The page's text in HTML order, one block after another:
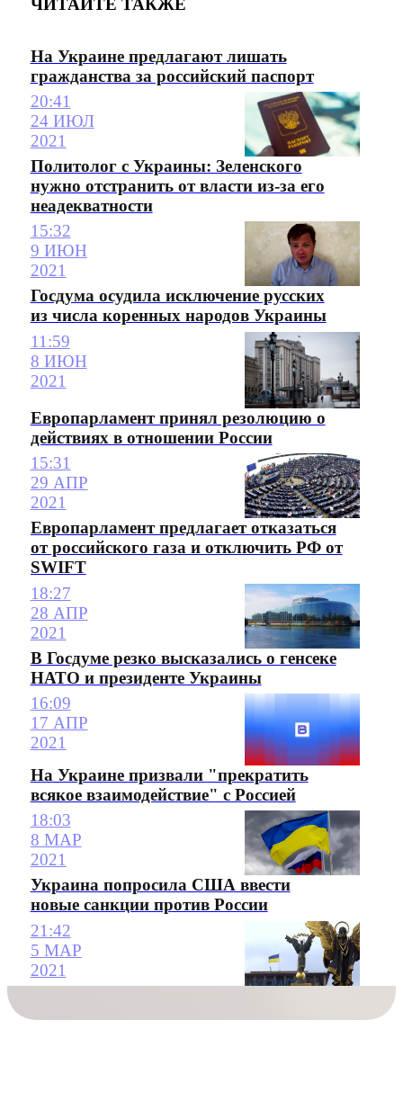
ЧИТАЙТЕ ТАКЖЕ
На Украине предлагают лишать
гражданства за российский паспорт
20:41
24 ИЮЛ
2021
Политолог с Украины: Зеленского
нужно отстранить от власти из-за его
неадекватности
15:32
9 ИЮН
2021
Госдума осудила исключение русских
из числа коренных народов Украины
11:59
8 ИЮН
2021
Европарламент принял резолюцию о
действиях в отношении России
15:31
29 АПР
2021
Европарламент предлагает отказаться
от российского газа и отключить РФ от
SWIFT
18:27
28 АПР
2021
В Госдуме резко высказались о генсеке
НАТО и президенте Украины
16:09
17 АПР
2021
На Украине призвали "прекратить
всякое взаимодействие" с Россией
18:03
8 МАР
2021
Украина попросила США ввести
новые санкции против России
21:42
5 МАР
2021